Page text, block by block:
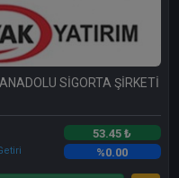
SİGORTA ŞİRKETİ
53.45 ₺
%0.00